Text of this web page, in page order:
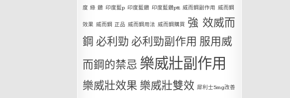
度 綠 鑽 印度藍p 印度藍鑽 印度藍鑽ptt 威而鋼副作用 威而鋼
效果 威而鋼 正品 威而鋼用法 威而鋼購買 強 效威而
鋼 必利勁 必利勁副作用 服用威
而鋼的禁忌 樂威壯副作用
樂威壯效果 樂威壯雙效 犀利士5mg改善